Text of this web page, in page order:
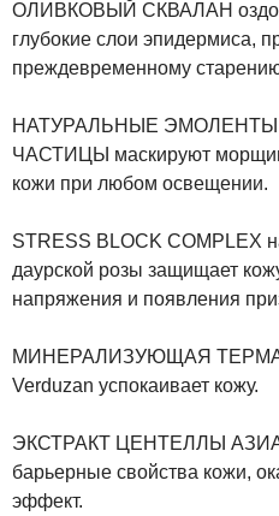
ОЛИВКОВЫЙ СКВАЛАН
глубокие слои эпидермиса,
преждевременному
НАТУРАЛЬНЫЕ ЭМОЛЕНТЫ
ЧАСТИЦЫ маскируют
кожи при любом освещении.
STRESS BLOCK COMPLEX
даурской розы защищает
напряжения и появления
МИНЕРАЛИЗУЮЩАЯ
Verduzan успокаивает кожу.
ЭКСТРАКТ ЦЕНТЕЛЛЫ
барьерные свойства кожи,
эффект.